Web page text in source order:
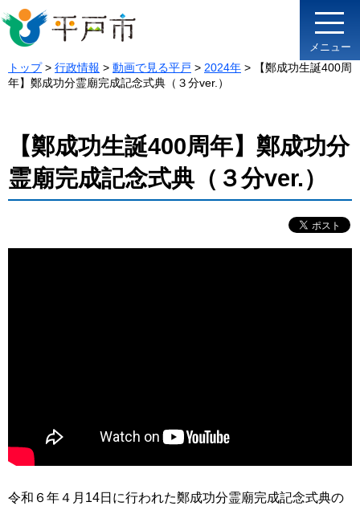
メニュー
トップ> 行政情報 > 動画で見る平戸 > 2024年 > 【鄭成功生誕400周
年】鄭成功分霊廟完成記念式典（３分ver.）
【鄭成功生誕400周年】鄭成功分
霊廟完成記念式典（３分ver.）
令和６年４月14日に行われた鄭成功分霊廟完成記念式典の